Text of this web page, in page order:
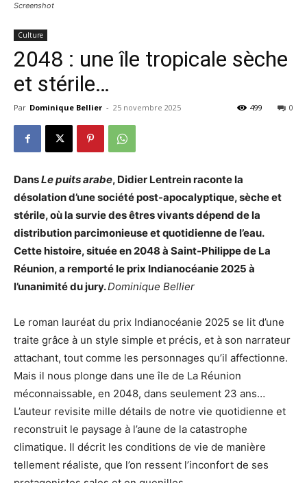
Screenshot
Culture
2048 : une île tropicale sèche
et stérile…
Par Dominique Bellier - 25 novembre 2025 0
499
DansLe puits arabe, Didier Lentrein raconte la
désolation d’une société post-apocalyptique, sèche et
stérile, où la survie des êtres vivants dépend de la
distribution parcimonieuse et quotidienne de l’eau.
Cette histoire,située en 2048 à Saint-Philippe de La
Réunion, a remporté leprix Indianocéanie 2025 à
l’unanimité du jury.Dominique Bellier
Le roman lauréat du prix Indianocéanie 2025 se lit d’une
traite grâce à un style simple et précis, et à son narrateur
attachant, tout comme les personnages qu’il affectionne.
Mais il nous plonge dans une île de La Réunion
méconnaissable, en 2048, dans seulement 23 ans…
L’auteur revisite mille détails de notre vie quotidienne et
reconstruit le paysage à l’aune de la catastrophe
climatique. Il décrit les conditions de vie de manière
tellement réaliste, que l’on ressent l’inconfort de ses